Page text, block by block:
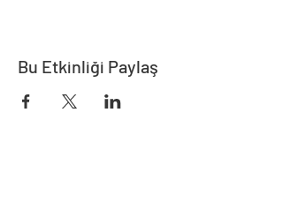
Bu Etkinliği Paylaş